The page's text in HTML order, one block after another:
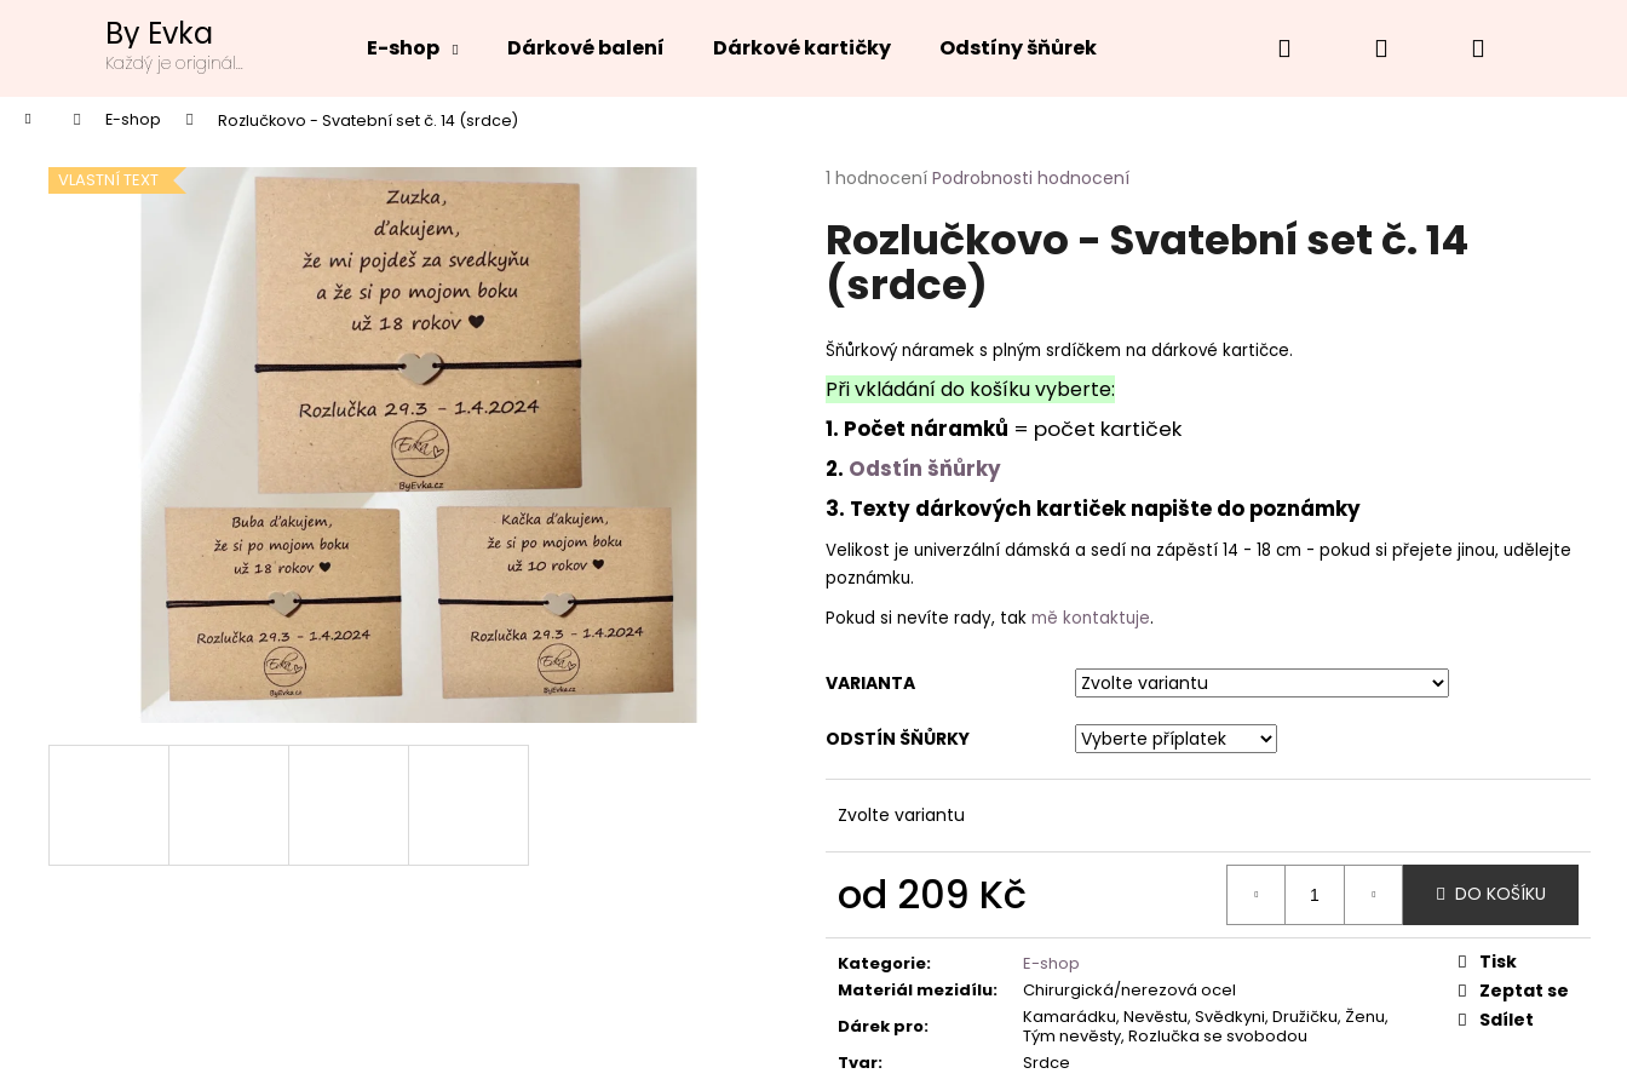
By Evka
Každý je originál...
E-shop Dárkové balení Dárkové kartičky Odstíny šňůrek Hodnocení obchodu O náramcích
Hledat PřihlášeníNákupní
Domů E-shop Rozlučkovo - Svatební set č. 14 (srdce)
Průměrné
produktu
je
5,0
z
hvězdiček.
1 hodnocení Podrobnosti hodnocení
Rozlučkovo - Svatební set č. 14
(srdce)
Šňůrkový náramek s plným srdíčkem na dárkové kartičce.
Při vkládání do košíku vyberte:
1. Počet náramků = počet kartiček
2. Odstín šňůrky
3. Texty dárkových kartiček napište do poznámky
Velikost je univerzální dámská a sedí na zápěstí 14 - 18 cm - pokud si přejete jinou, udělejte
poznámku.
Pokud si nevíte rady, tak mě kontaktuje.
VARIANTA
ODSTÍN ŠŇŮRKY
Zvolte variantu
od 209 Kč
cena:
DO KOŠÍKU
Kategorie:
E-shop
Materiál mezidílu:
Chirurgická/nerezová ocel
Dárek pro:
Kamarádku, Nevěstu, Svědkyni, Družičku, Ženu,
Tým nevěsty, Rozlučka se svobodou
Tvar: Srdce
Tisk
Zeptat se
Sdílet
VLASTNÍ TEXT
Zpět
obchodu
Zpět
obchodu
HLEDAT